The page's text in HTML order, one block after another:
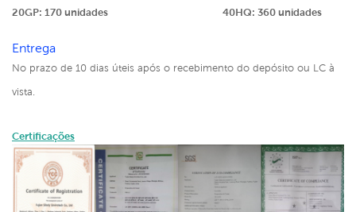
20GP: 170 unidades 40HQ: 360 unidades
Entrega
No prazo de 10 dias úteis após o recebimento do depósito ou LC à
vista.
Certificações